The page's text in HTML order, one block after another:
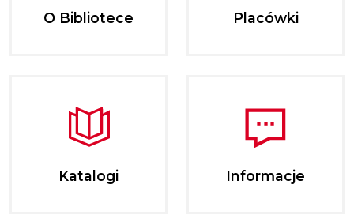
O Bibliotece Placówki
Katalogi Informacje